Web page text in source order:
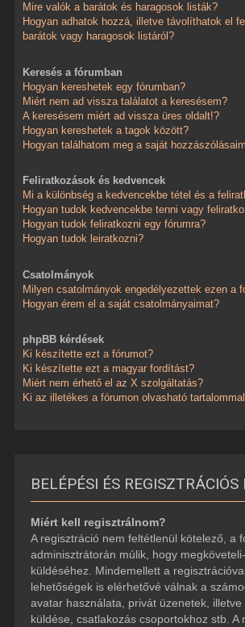
Mire valók a barátok és haragosok listák?
Hogyan adhatok hozzá, illetve távolíthatok el
barátok vagy haragosok listáról?
Keresés a fórumban
Hogyan kereshetek egy fórumban?
Miért nem ad vissza találatot a keresésem?
A keresésem miért ad vissza üres oldalt!?
Hogyan kereshetek a tagok között?
Hogyan találhatom meg a saját
Feliratkozások és kedvencek
Mi a különbség a kedvencekbe tétel és a
Hogyan tudok kedvencekbe tenni vagy
Hogyan tudok feliratkozni egy fórumra?
Hogyan tudok leiratkozni?
Csatolmányok
Milyen csatolmányok engedélyezettek ezen a
Hogyan érem el a saját csatolmányaimat?
phpBB kérdések
Ki készítette ezt a fórumot?
Ki készítette ezt a magyar fordítást?
Miért nem érhető el az X szolgáltatás?
Ki az illetékes a fórumon olvasható
BELÉPÉSI ÉS REGISZTRÁCIÓS
Miért kell regisztrálnom?
A regisztráció nem feltétlenül kötelező, a
adminisztrátorán múlik, hogy
küldéséhez. Mindemellett a
lehetőségek is elérhetővé válnak a
avatar használata, privát üzenetek, illetve
küldése, csatlakozás csoportokhoz stb. A